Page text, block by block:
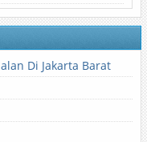
Di Jakarta Barat